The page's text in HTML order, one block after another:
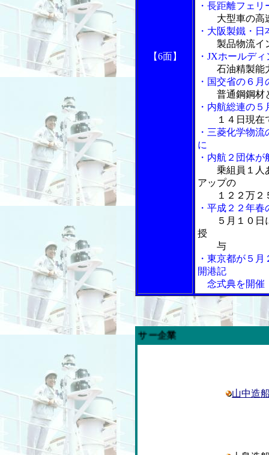
【6面】
・長距離フェ
大型車の高
・大阪製鐵・
製品物流イ
・JXホールデ
石油精製能
・国交省の６
普通鋼鋼材
・内航総連の
１４日現
・三菱化学物
に
・内航２団体
乗組員１人
アップの
１２２万２
・平成２２年
５月１０
授
与
・東京都が５
開港記
念式典を開催
山中造